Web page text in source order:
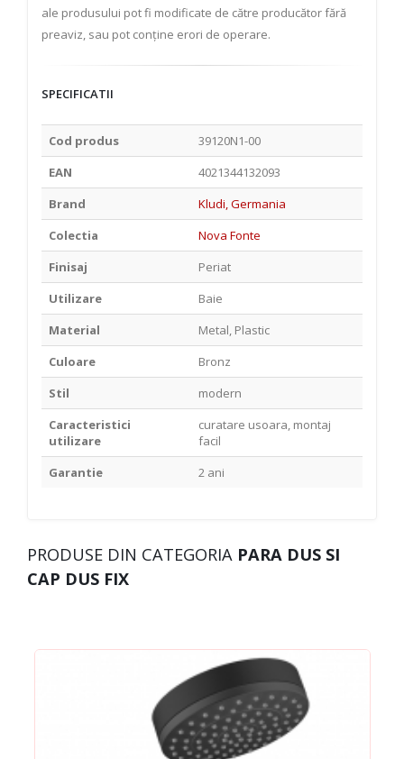
ale produsului pot fi modificate de către producător fără
preaviz, sau pot conține erori de operare.
SPECIFICATII
Cod produs
39120N1-00
EAN
4021344132093
Brand
Kludi, Germania
Colectia
Nova Fonte
Finisaj
Periat
Utilizare
Baie
Material
Metal, Plastic
Culoare
Bronz
Stil
modern
Caracteristici
utilizare
curatare usoara, montaj
facil
Garantie
2 ani
PRODUSE DIN CATEGORIA PARA DUS SI
CAP DUS FIX